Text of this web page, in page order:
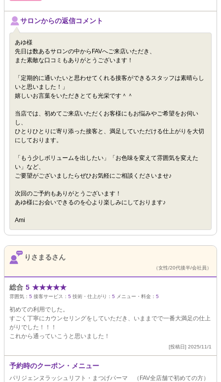
サロンからの返信コメント
あゆ様
先日は数あるサロンの中からFAVへご来店いただき、
また素敵な口コミもありがとうございます！
「定期的に通いたいと思わせてくれる接客ができるスタッフは素晴らし
いと思いました！」
嬉しいお言葉をいただきとても光栄です＾＾
当店では、初めてご来店いただくお客様にもお悩みやご希望をお伺い
し、
ひとりひとりに寄り添った接客と、満足していただける仕上がりを大切
にしております。
「もう少しボリュームを出したい」「お色味を変えて雰囲気を変えた
い」など、
ご要望がございましたらぜひお気軽にご相談くださいませ♪
次回のご予約もありがとうございます！
あゆ様にお会いできるのを心より楽しみにしております♪
Ami
りさまるさん
（女性/20代後半/会社員）
総合 5 ★★★★★
雰囲気： 5 接客サービス： 5 技術・仕上がり： 5 メニュー・料金： 5
初めての利用でした。
すごく丁寧にカウンセリングをしていただき、いままでで一番大満足の仕上
がりでした！！！
これから通っていこうと思いました！
[投稿日] 2025/11/1
予約時のクーポン・メニュー
パリジェンヌラッシュリフト・まつげパーマ （FAV全店舗で初めての方）